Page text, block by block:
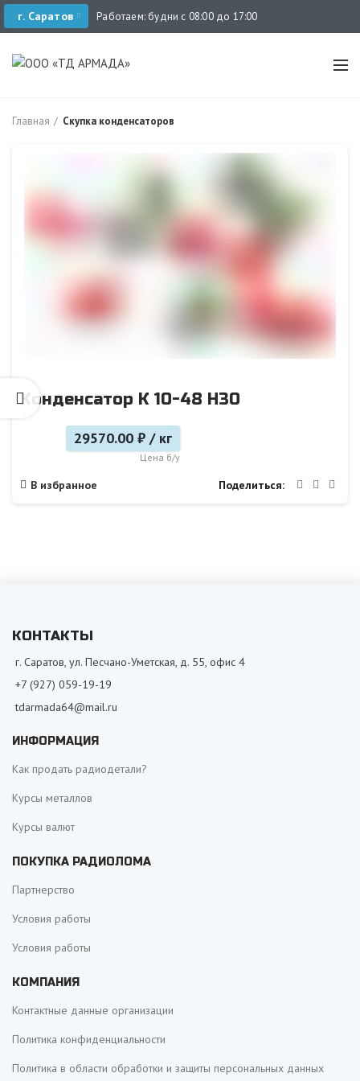
г. Саратов Работаем: будни с 08:00 до 17:00
Главная Скупка конденсаторов
Конденсатор К 10-48 Н30
29570.00 ₽ / кг
Цена б/у
В избранное Поделиться
КОНТАКТЫ
г. Саратов, ул. Песчано-Уметская, д. 55, офис 4
+7 (927) 059-19-19
tdarmada64@mail.ru
ИНФОРМАЦИЯ
Как продать радиодетали?
Курсы металлов
Курсы валют
ПОКУПКА РАДИОЛОМА
Партнерство
Условия работы
Условия работы
КОМПАНИЯ
Контактные данные организации
Политика конфиденциальности
Политика в области обработки и защиты персональных данных